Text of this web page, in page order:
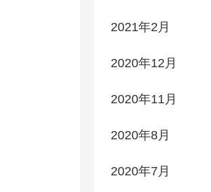
2021年2月
2020年12月
2020年11月
2020年8月
2020年7月